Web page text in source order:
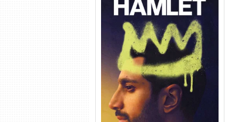
Hamlet Torrent (2026) WEB-
DL 1080p Dual Áudio